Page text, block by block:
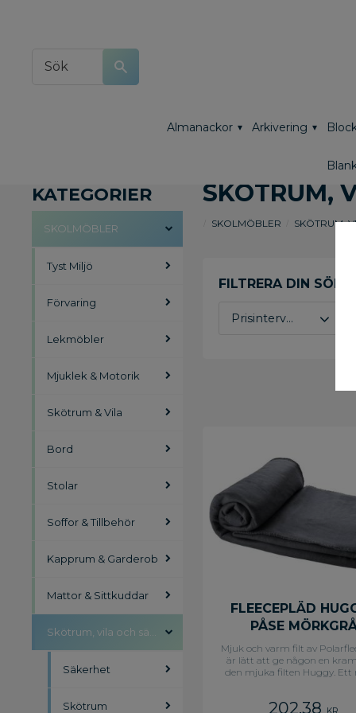
Almanackor Arkivering
SKÖTRUM,
SKOLMÖBLER SKÖTRUM,
Prisintervall
FLEECEPLÄD
PÅSE
Mjuk och varm filt av
är lätt att ge någon en
den mjuka filten Huggy. Ett
kroppsvärmen. Rulla ihop
202,38
KATEGORIER
SKOLMÖBLER
Tyst Miljö
Förvaring
Lekmöbler
Mjuklek & Motorik
Skötrum & Vila
Bord
Stolar
Soffor & Tillbehör
Kapprum & Garderob
Mattor & Sittkuddar
Skötrum, vila och säkerhet
Säkerhet
Skötrum